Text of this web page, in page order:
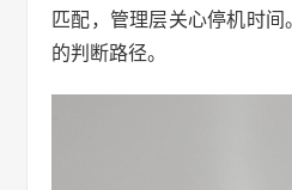
匹配，管理层关心停机时
的判断路径。